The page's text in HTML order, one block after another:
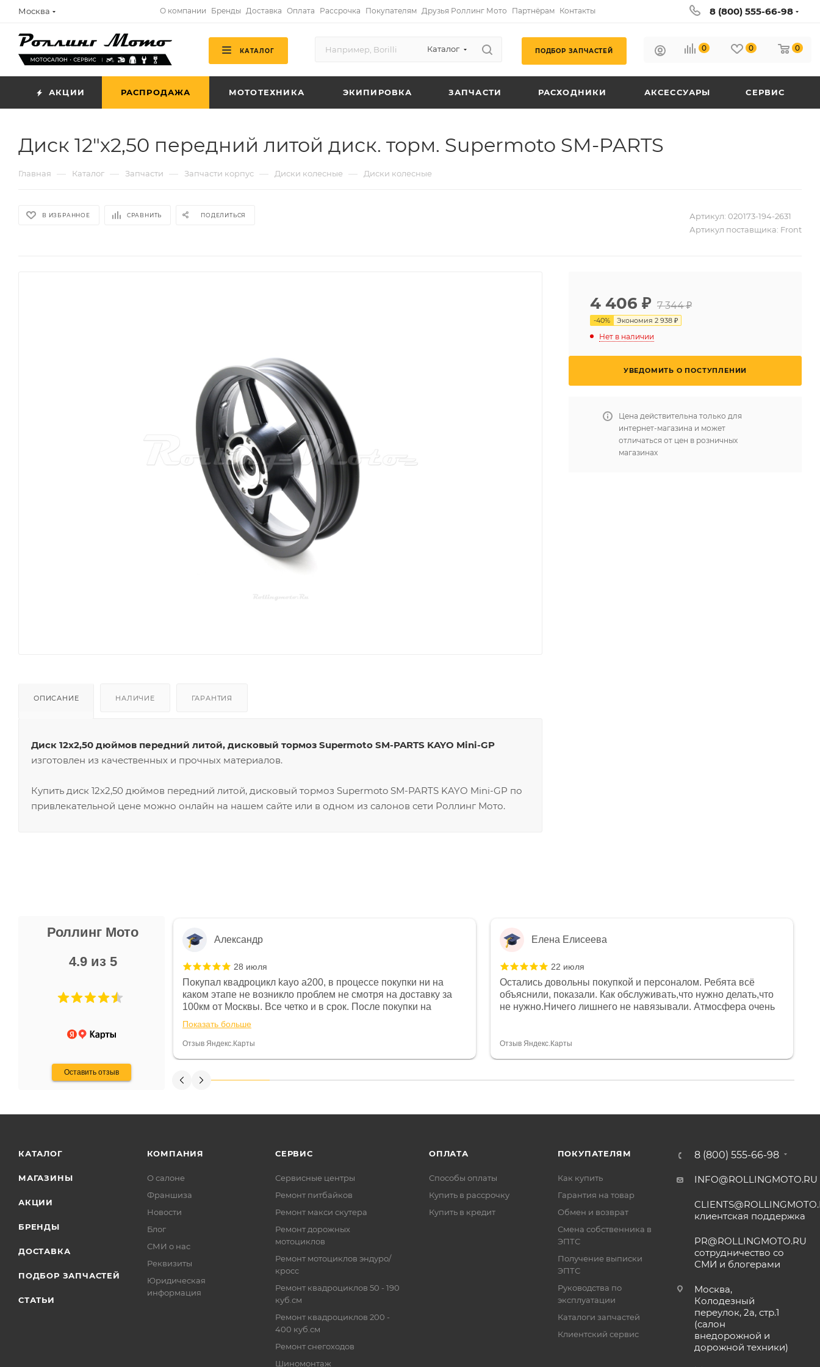
Москва О компании Бренды Доставка Оплата Рассрочка Покупателям Друзья Роллинг Мото Партнёрам Контакты 8 (800) 555-66-98
КАТАЛОГ Каталог ПОДБОР ЗАПЧАСТЕЙ 0 0 0
АКЦИИ РАСПРОДАЖА МОТОТЕХНИКА ЭКИПИРОВКА ЗАПЧАСТИ РАСХОДНИКИ АКСЕССУАРЫ СЕРВИС
Диск 12"х2,50 передний литой диск. торм. Supermoto SM-PARTS
Главная — Каталог — Запчасти — Запчасти корпус — Диски колесные — Диски колесные
В ИЗБРАННОЕ СРАВНИТЬ ПОДЕЛИТЬСЯ Артикул: 020173-194-2631
Артикул поставщика: Front
ОПИСАНИЕ НАЛИЧИЕ ГАРАНТИЯ
Диск 12х2,50 дюймов передний литой, дисковый тормоз Supermoto SM-PARTS KAYO Mini-GP
изготовлен из качественных и прочных материалов.
Купить диск 12х2,50 дюймов передний литой, дисковый тормоз Supermoto SM-PARTS KAYO Mini-GP по
привлекательной цене можно онлайн на нашем сайте или в одном из салонов сети Роллинг Мото.
4 406 ₽ 7 344 ₽
-40% Экономия 2 938 ₽
Нет в наличии
УВЕДОМИТЬ О ПОСТУПЛЕНИИ
Цена действительна только для
интернет-магазина и может
отличаться от цен в розничных
магазинах
Роллинг Мото
4.9 из 5
Оставить отзыв
Не понравились условия
и дают только на год)
Александр
28 июля
Покупал квадроцикл kayo a200, в процессе покупки ни на
каком этапе не возникло проблем не смотря на доставку за
100км от Москвы. Все четко и в срок. После покупки на
спидометре всегда был 0, при этом представители магазина
постоянно были на связи и в итоге проблема была решена.
Считаю, что это говорит о небезразличии к клиенту после
Показать больше
Отзыв Яндекс.Карты
Елена Елисеева
22 июля
Остались довольны покупкой и персоналом. Ребята всё
объяснили, показали. Как обслуживать,что нужно делать,что
не нужно.Ничего лишнего не навязывали. Атмосфера очень
огромное спасибо Дмитрию, за клиентоориентированность и
Отзыв Яндекс.Карты
КАТАЛОГ
МАГАЗИНЫ
АКЦИИ
БРЕНДЫ
ДОСТАВКА
ПОДБОР ЗАПЧАСТЕЙ
СТАТЬИ
КОМПАНИЯ
О салоне
Франшиза
Новости
Блог
СМИ о нас
Реквизиты
Юридическая
информация
СЕРВИС
Сервисные центры
Ремонт питбайков
Ремонт макси скутера
Ремонт дорожных
мотоциклов
Ремонт мотоциклов эндуро/
кросс
Ремонт квадроциклов 50 - 190
куб.см
Ремонт квадроциклов 200 -
400 куб.см
Ремонт снегоходов
Шиномонтаж
ОПЛАТА
Способы оплаты
Купить в рассрочку
Купить в кредит
ПОКУПАТЕЛЯМ
Как купить
Гарантия на товар
Обмен и возврат
Смена собственника в
ЭПТС
Получение выписки
ЭПТС
Руководства по
эксплуатации
Каталоги запчастей
Клиентский сервис
8 (800) 555-66-98
INFO@ROLLINGMOTO.RU
клиентская поддержка
PR@ROLLINGMOTO.RU
сотрудничество со
СМИ и блогерами
Москва,
Колодезный
переулок, 2а, стр.1
(салон
внедорожной и
дорожной техники)